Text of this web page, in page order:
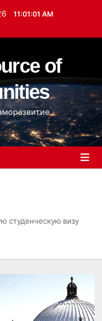
11:01:03 AM
of
студенческую визу